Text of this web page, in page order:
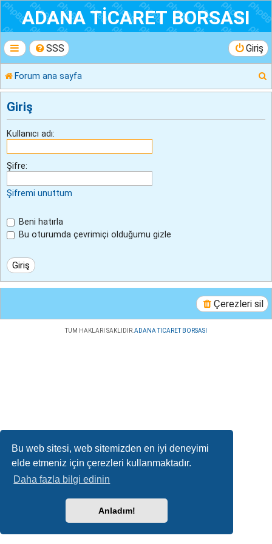
Bu web sitesi, web sitemizden en iyi deneyimi
elde etmeniz için çerezleri kullanmaktadır.
Daha fazla bilgi edinin
Anladım!
ADANA TİCARET BORSASI
SSS Giriş
Forum ana sayfa
r
Giriş
Kullanıcı adı:
Şifre:
Şifremi unuttum
Beni hatırla
Bu oturumda çevrimiçi olduğumu gizle
Çerezleri sil
TUM HAKLARI SAKLIDIR. ADANA TICARET BORSASI